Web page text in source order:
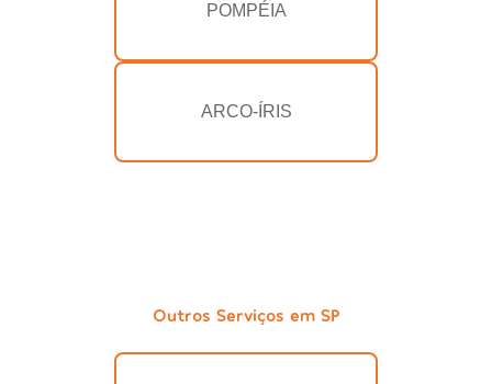
POMPÉIA
ARCO-ÍRIS
Outros Serviços em SP